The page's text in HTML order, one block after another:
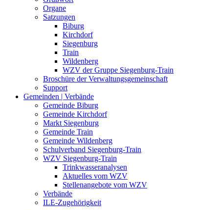
Organe
Satzungen
Biburg
Kirchdorf
Siegenburg
Train
Wildenberg
WZV der Gruppe Siegenburg-Train
Broschüre der Verwaltungsgemeinschaft
Support
Gemeinden | Verbände
Gemeinde Biburg
Gemeinde Kirchdorf
Markt Siegenburg
Gemeinde Train
Gemeinde Wildenberg
Schulverband Siegenburg-Train
WZV Siegenburg-Train
Trinkwasseranalysen
Aktuelles vom WZV
Stellenangebote vom WZV
Verbände
ILE-Zugehörigkeit